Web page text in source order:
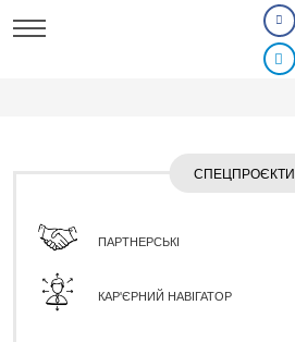
СПЕЦПРОЄКТИ
ПАРТНЕРСЬКІ
КАР'ЄРНИЙ НАВІГАТОР